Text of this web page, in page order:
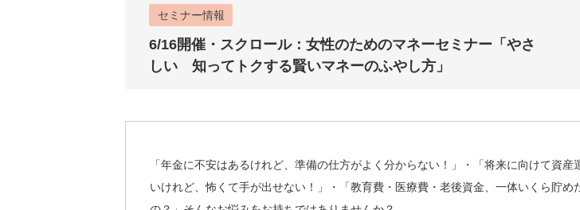
セミナー情報
6/16開催・スクロール：女性のためのマネーセミナー「やさ
しい 知ってトクする賢いマネーのふやし方」
「年金に不安はあるけれど、準備の仕方がよく分からない！」・「将来に向けて資産
いけれど、怖くて手が出せない！」・「教育費・医療費・老後資金、一体いくら貯め